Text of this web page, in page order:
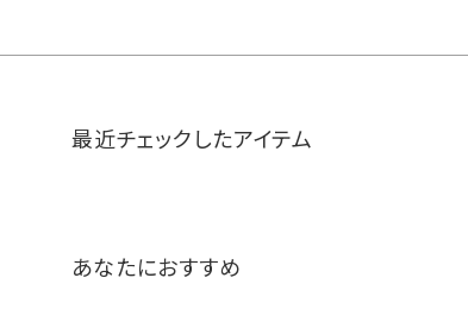
最近チェックしたアイテム
あなたにおすすめ